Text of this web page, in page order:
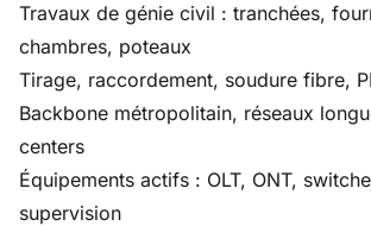
Travaux de génie civil : tranchées,
chambres, poteaux
Tirage, raccordement, soudure fibre,
Backbone métropolitain, réseaux
centers
Équipements actifs : OLT, ONT,
supervision